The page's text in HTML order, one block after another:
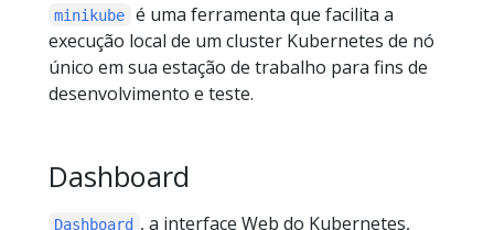
minikube
é uma ferramenta que facilita a
execução local de um cluster Kubernetes de nó
único em sua estação de trabalho para fins de
desenvolvimento e teste.
Dashboard
Dashboard , a interface Web do Kubernetes,